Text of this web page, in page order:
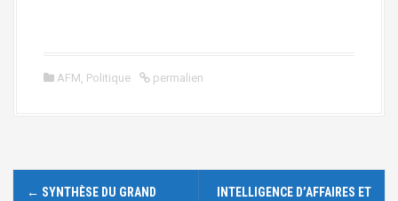
AFM, Politique permalien
N← SYNTHÈSE DU GRAND
INTELLIGENCE D’AFFAIRES ET